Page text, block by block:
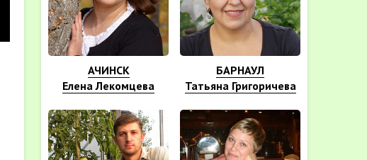
АЧИНСК
Елена Лекомцева
БАРНАУЛ
Татьяна Григоричева